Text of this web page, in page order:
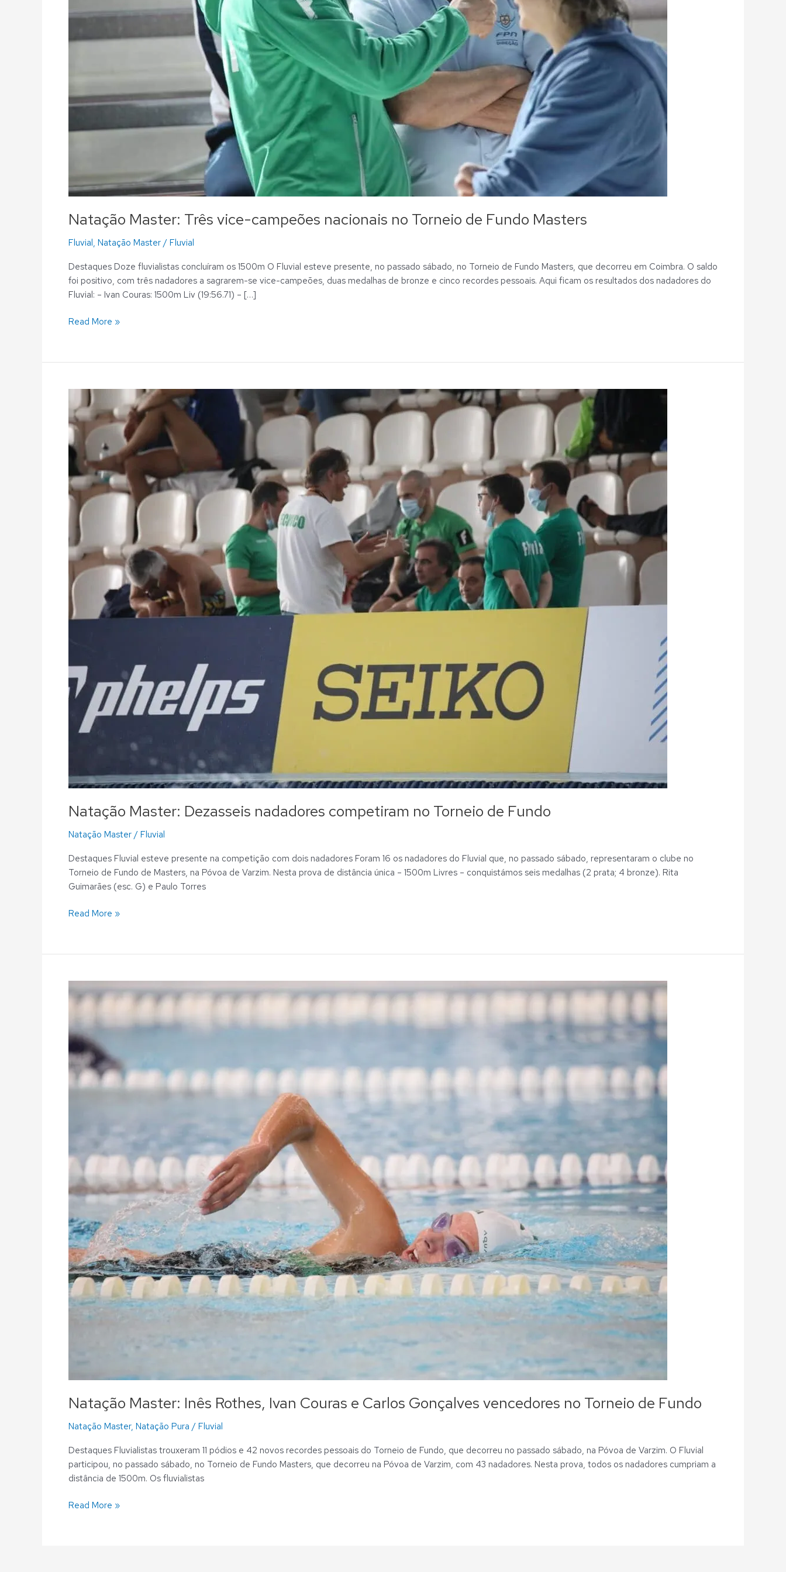
Natação Master: Três vice-campeões nacionais no Torneio de Fundo Masters
Fluvial, Natação Master / Fluvial
Destaques Doze fluvialistas concluíram os 1500m O Fluvial esteve presente, no passado sábado, no Torneio de Fundo Masters, que decorreu em Coimbra. O saldo
foi positivo, com três nadadores a sagrarem-se vice-campeões, duas medalhas de bronze e cinco recordes pessoais. Aqui ficam os resultados dos nadadores do
Fluvial: – Ivan Couras: 1500m Liv (19:56.71) – […]
Read More »
Natação Master: Dezasseis nadadores competiram no Torneio de Fundo
Natação Master / Fluvial
Destaques Fluvial esteve presente na competição com dois nadadores Foram 16 os nadadores do Fluvial que, no passado sábado, representaram o clube no
Torneio de Fundo de Masters, na Póvoa de Varzim. Nesta prova de distância única – 1500m Livres – conquistámos seis medalhas (2 prata; 4 bronze). Rita
Guimarães (esc. G) e Paulo Torres
Natação
Master:
Dezasseis
nadadores
competiram
no
Torneio
de
Fundo
Read More »
Natação Master: Inês Rothes, Ivan Couras e Carlos Gonçalves vencedores no Torneio de Fundo
Natação Master, Natação Pura / Fluvial
Destaques Fluvialistas trouxeram 11 pódios e 42 novos recordes pessoais do Torneio de Fundo, que decorreu no passado sábado, na Póvoa de Varzim. O Fluvial
participou, no passado sábado, no Torneio de Fundo Masters, que decorreu na Póvoa de Varzim, com 43 nadadores. Nesta prova, todos os nadadores cumpriam a
distância de 1500m. Os fluvialistas
Natação
Master:
Rothes,
Ivan
Couras
e
Carlos
de
Fundo
Read More »